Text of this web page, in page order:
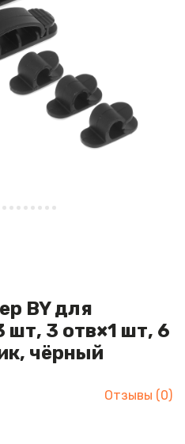
BY для
шт, 3 отв×1 шт, 6
чёрный
Отзывы (0)